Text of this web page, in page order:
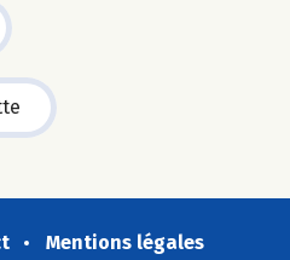
Mentions légales